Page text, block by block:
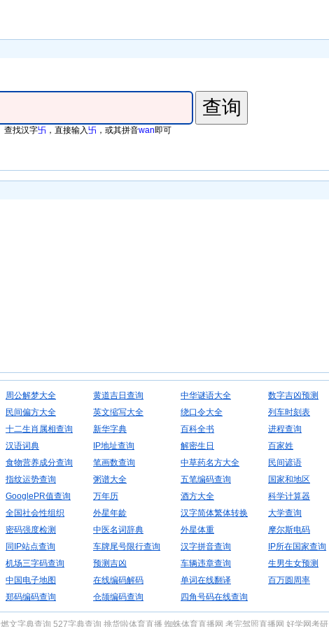
查找汉字卐 ，直接输入卐 ，或其拼音wan即可
周公解梦大全 黄道吉日查询 中华谜语大全
数字吉凶预测
民间偏方大全 英文缩写大全 绕口令大全
列车时刻表
十二生肖属相查询 新华字典 百科全书
进程查询
汉语词典 IP地址查询 解密生日
百家姓
食物营养成分查询 笔画数查询 中草药名方大全
民间谚语
指纹运势查询 粥谱大全 五笔编码查询
国家和地区
GooglePR值查询 万年历 酒方大全
科学计算器
全国社会性组织 外星年龄 汉字简体繁体转换
大学查询
密码强度检测 中医名词辞典 外星体重
摩尔斯电码
同IP站点查询 车牌尾号限行查询 汉字拼音查询
IP所在国家查询
机场三字码查询 预测吉凶 车辆违章查询
生男生女预测
中国电子地图 在线编码解码 单词在线翻译
百万圆周率
郑码编码查询 仓颉编码查询 四角号码在线查询
燃文字典查询 527字典查询 挑货啦体育直播 蜘蛛体育直播网 考完驾照直播网 好学网考研